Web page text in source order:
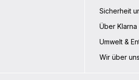
Sicherheit
Über Klarna
Umwelt &
Wir über uns